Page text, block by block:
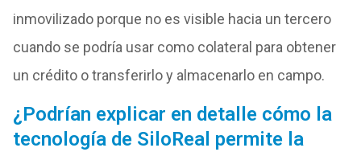
inmovilizado porque no es visible hacia un tercero
cuando se podría usar como colateral para obtener
un crédito o transferirlo y almacenarlo en campo.
¿Podrían explicar en detalle cómo la
tecnología de SiloReal permite la